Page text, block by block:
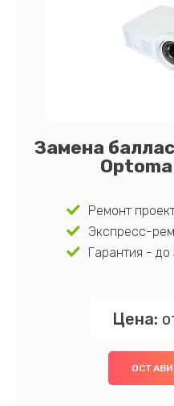
Замена
Ремонт
Экспресс-
Гарантия - до
Цена: